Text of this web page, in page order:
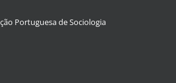
Portuguesa de Sociologia